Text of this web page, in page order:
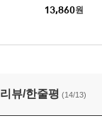
13,860원
리뷰/한줄평 (14/13)